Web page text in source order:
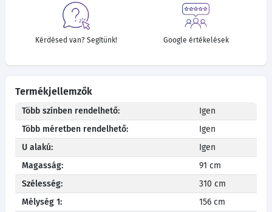
Kérdésed van? Segítünk! Google értékelések
Termékjellemzők
Több színben rendelhető:
Igen
Több méretben rendelhető:
Igen
U alakú:
Igen
Magasság:
91 cm
Szélesség:
310 cm
Mélység 1:
156 cm